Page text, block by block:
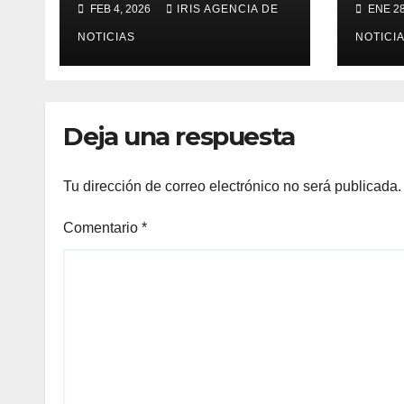
partir de este
viernes 6 de febrero
FEB 4, 2026 IRIS AGENCIA DE
NOTICIAS
ENE
Deja una respuesta
Tu dirección de correo electrónico no será publicada.
Comentario *